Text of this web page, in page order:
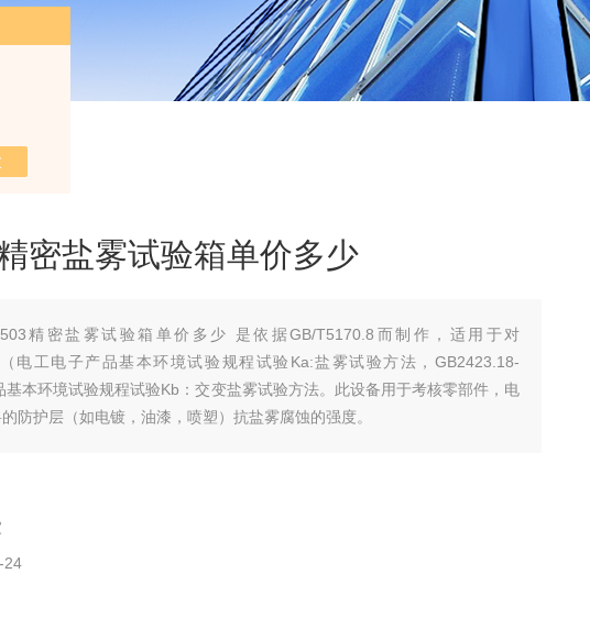
少
密盐雾试验箱单价多少
503精密盐雾试验箱单价多少 是依据GB/T5170.8而制作，适用于对
电工电子产品基本环境试验规程试验Ka:盐雾试验方法，GB2423.18-
基本环境试验规程试验Kb：交变盐雾试验方法。此设备用于考核零部件，电
防护层（如电镀，油漆，喷塑）抗盐雾腐蚀的强度。
24